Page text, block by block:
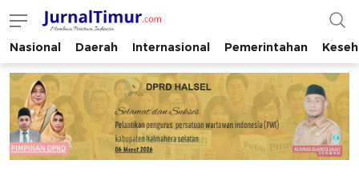
JurnalTimur.com
Membaca Peristiwa Indonesia
Nasional Daerah Internasional Pemerintahan